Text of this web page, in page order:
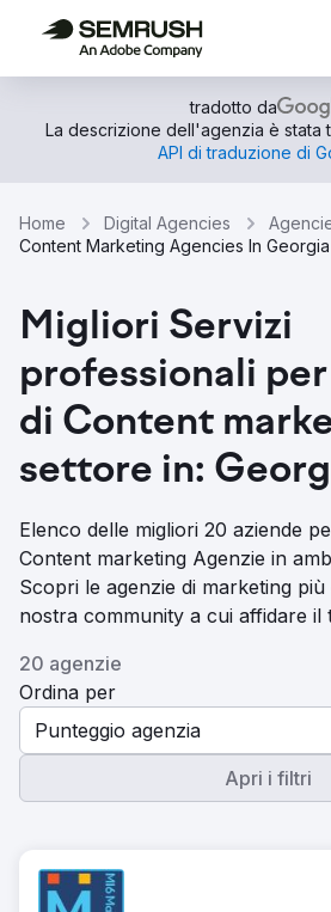
tradotto da
La descrizione dell'agenzia è stata
API di traduzione di
Home Digital Agencies
Content Marketing Agencies In Georgia
Migliori Servizi
professionali
di Content
settore in:
Elenco delle migliori 20 aziende
Content marketing Agenzie in
Scopri le agenzie di marketing
nostra community a cui affidare il
20 agenzie
Ordina per
Punteggio agenzia
Apri i filtri